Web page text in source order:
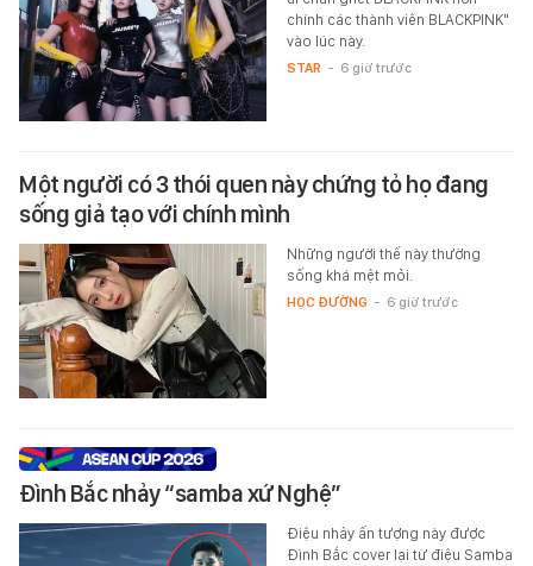
chính các thành viên BLACKPINK"
vào lúc này.
STAR - 6 giờ trước
Một người có 3 thói quen này chứng tỏ họ đang
sống giả tạo với chính mình
Những người thế này thường
sống khá mệt mỏi.
HỌC ĐƯỜNG - 6 giờ trước
Đình Bắc nhảy “samba xứ Nghệ”
Điệu nhảy ấn tượng này được
Đình Bắc cover lại từ điệu Samba